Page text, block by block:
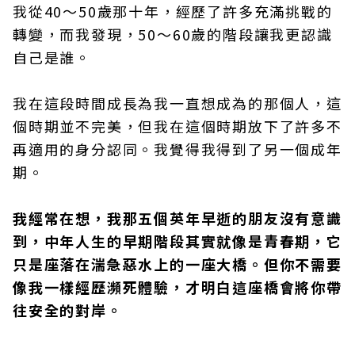
我從40～50歲那十年，經歷了許多充滿挑戰的
轉變，而我發現，50～60歲的階段讓我更認識
自己是誰。
我在這段時間成長為我一直想成為的那個人，這
個時期並不完美，但我在這個時期放下了許多不
再適用的身分認同。我覺得我得到了另一個成年
期。
我經常在想，我那五個英年早逝的朋友沒有意識
到，中年人生的早期階段其實就像是青春期，它
只是座落在湍急惡水上的一座大橋。但你不需要
像我一樣經歷瀕死體驗，才明白這座橋會將你帶
往安全的對岸。